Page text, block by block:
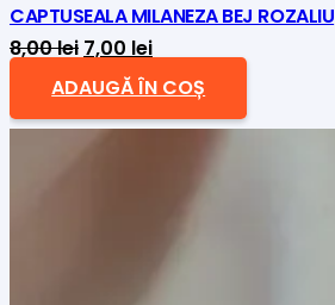
CAPTUSEALA MILANEZA BEJ ROZALIU
8,00lei Prețul
inițial
a
7,00 leiPrețul
curent
este:
ADAUGĂ ÎN COȘ